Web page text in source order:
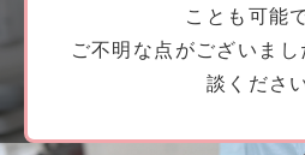
ことも可能
ご不明な点がございま
談くださ